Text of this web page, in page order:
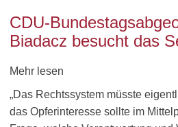
CDU-
Biadacz besucht das
Mehr lesen
„Das Rechtssystem müsste
das Opferinteresse sollte im